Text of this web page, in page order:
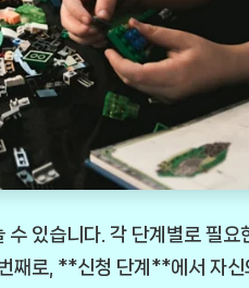
있습니다. 각 단계별로 필요
째로, **신청 단계**에서 자신